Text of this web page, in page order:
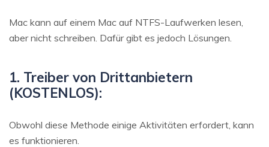
Mac kann auf einem Mac auf NTFS-Laufwerken lesen,
aber nicht schreiben. Dafür gibt es jedoch Lösungen.
1. Treiber von Drittanbietern
(KOSTENLOS):
Obwohl diese Methode einige Aktivitäten erfordert, kann
es funktionieren.